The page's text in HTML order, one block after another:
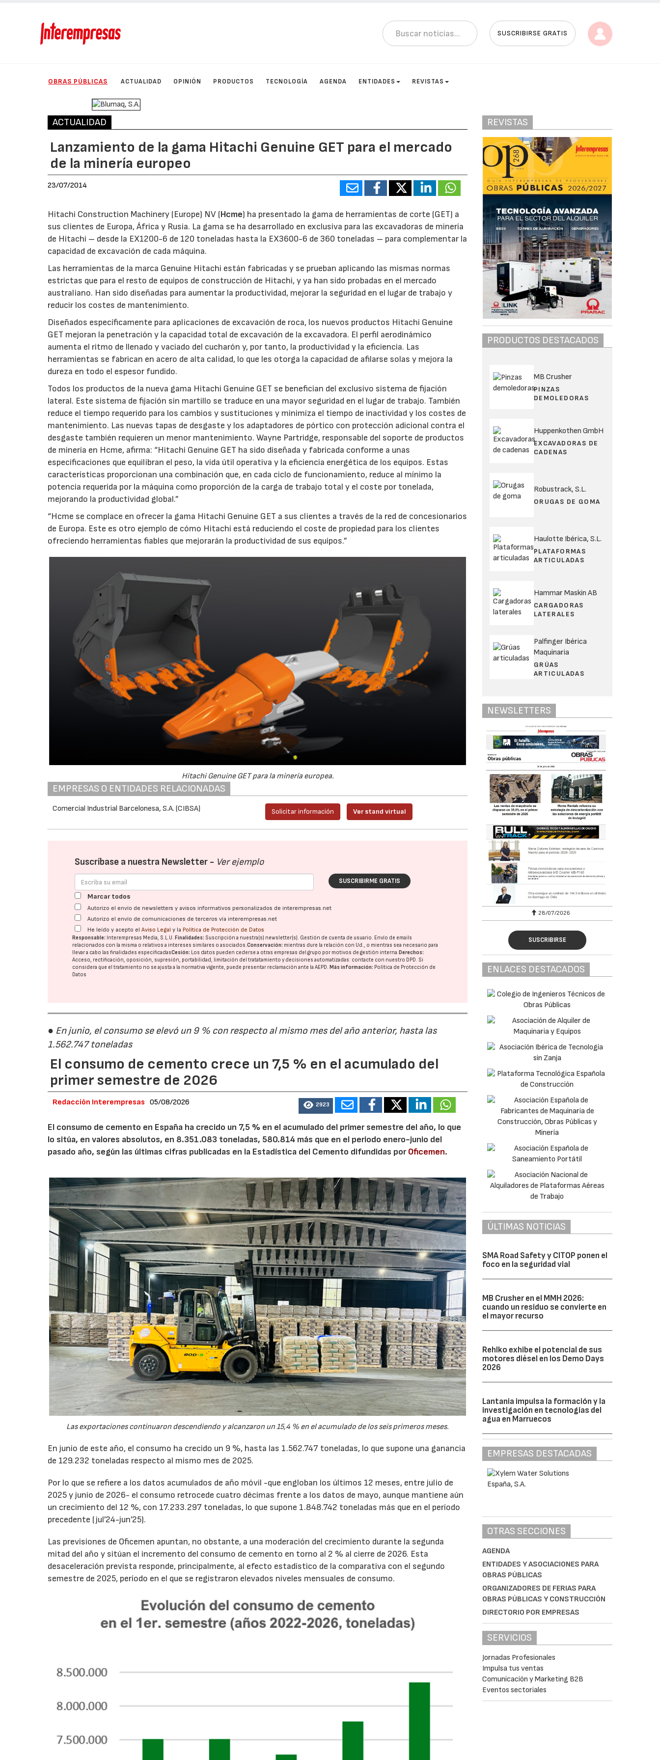
SUSCRIBIRSE GRATIS
OBRAS PÚBLICAS ACTUALIDAD OPINIÓN PRODUCTOS TECNOLOGÍA AGENDA ENTIDADES REVISTAS
ACTUALIDAD
Lanzamiento de la gama Hitachi Genuine GET para el mercado
de la minería europeo
23/07/2014
Hitachi Construction Machinery (Europe) NV (Hcme) ha presentado la gama de herramientas de corte (GET) a
sus clientes de Europa, África y Rusia. La gama se ha desarrollado en exclusiva para las excavadoras de minería
de Hitachi – desde la EX1200-6 de 120 toneladas hasta la EX3600-6 de 360 toneladas – para complementar la
capacidad de excavación de cada máquina.
Las herramientas de la marca Genuine Hitachi están fabricadas y se prueban aplicando las mismas normas
estrictas que para el resto de equipos de construcción de Hitachi, y ya han sido probadas en el mercado
australiano. Han sido diseñadas para aumentar la productividad, mejorar la seguridad en el lugar de trabajo y
reducir los costes de mantenimiento.
Diseñados específicamente para aplicaciones de excavación de roca, los nuevos productos Hitachi Genuine
GET mejoran la penetración y la capacidad total de excavación de la excavadora. El perfil aerodinámico
aumenta el ritmo de llenado y vaciado del cucharón y, por tanto, la productividad y la eficiencia. Las
herramientas se fabrican en acero de alta calidad, lo que les otorga la capacidad de afilarse solas y mejora la
dureza en todo el espesor fundido.
Todos los productos de la nueva gama Hitachi Genuine GET se benefician del exclusivo sistema de fijación
lateral. Este sistema de fijación sin martillo se traduce en una mayor seguridad en el lugar de trabajo. También
reduce el tiempo requerido para los cambios y sustituciones y minimiza el tiempo de inactividad y los costes de
mantenimiento. Las nuevas tapas de desgaste y los adaptadores de pórtico con protección adicional contra el
desgaste también requieren un menor mantenimiento. Wayne Partridge, responsable del soporte de productos
de minería en Hcme, afirma: “Hitachi Genuine GET ha sido diseñada y fabricada conforme a unas
especificaciones que equilibran el peso, la vida útil operativa y la eficiencia energética de los equipos. Estas
características proporcionan una combinación que, en cada ciclo de funcionamiento, reduce al mínimo la
potencia requerida por la máquina como proporción de la carga de trabajo total y el coste por tonelada,
mejorando la productividad global.”
“Hcme se complace en ofrecer la gama Hitachi Genuine GET a sus clientes a través de la red de concesionarios
de Europa. Este es otro ejemplo de cómo Hitachi está reduciendo el coste de propiedad para los clientes
ofreciendo herramientas fiables que mejorarán la productividad de sus equipos.”
Hitachi Genuine GET para la minería europea.
EMPRESAS O ENTIDADES RELACIONADAS
Comercial Industrial Barcelonesa, S.A. (CIBSA) Solicitar información Ver stand virtual
Suscríbase a nuestra Newsletter - Ver ejemplo
SUSCRIBIRME GRATIS
Marcar todos
Autorizo el envío de newsletters y avisos informativos personalizados de interempresas.net
Autorizo el envío de comunicaciones de terceros vía interempresas.net
He leído y acepto elAviso Legal y la Política de Protección de Datos
Responsable: Interempresas Media, S.L.U. Finalidades: Suscripción a nuestra(s) newsletter(s). Gestión de cuenta de usuario. Envío de emails
relacionados con la misma o relativos a intereses similares o asociados.Conservación: mientras dure la relación con Ud., o mientras sea necesario para
llevar a cabo las finalidades especificadasCesión: Los datos pueden cederse a otras empresas del grupo por motivos de gestión interna. Derechos:
Acceso, rectificación, oposición, supresión, portabilidad, limitación del tratatamiento y decisiones automatizadas: contacte con nuestro DPD. Si
considera que el tratamiento no se ajusta a la normativa vigente, puede presentar reclamación ante laAEPD. Más información: Política de Protección de
Datos
● En junio, el consumo se elevó un 9 % con respecto al mismo mes del año anterior, hasta las
1.562.747 toneladas
El consumo de cemento crece un 7,5 % en el acumulado del
primer semestre de 2026
Redacción Interempresas 05/08/2026 2923
El consumo de cemento en España ha crecido un 7,5 % en el acumulado del primer semestre del año, lo que
lo sitúa, en valores absolutos, en 8.351.083 toneladas, 580.814 más que en el periodo enero-junio del
pasado año, según las últimas cifras publicadas en la Estadística del Cemento difundidas porOficemen.
Las exportaciones continuaron descendiendo y alcanzaron un 15,4 % en el acumulado de los seis primeros meses.
En junio de este año, el consumo ha crecido un 9 %, hasta las 1.562.747 toneladas, lo que supone una ganancia
de 129.232 toneladas respecto al mismo mes de 2025.
Por lo que se refiere a los datos acumulados de año móvil -que engloban los últimos 12 meses, entre julio de
2025 y junio de 2026- el consumo retrocede cuatro décimas frente a los datos de mayo, aunque mantiene aún
un crecimiento del 12 %, con 17.233.297 toneladas, lo que supone 1.848.742 toneladas más que en el período
precedente (jul’24-jun’25).
Las previsiones de Oficemen apuntan, no obstante, a una moderación del crecimiento durante la segunda
mitad del año y sitúan el incremento del consumo de cemento en torno al 2 % al cierre de 2026. Esta
desaceleración prevista responde, principalmente, al efecto estadístico de la comparativa con el segundo
semestre de 2025, período en el que se registraron elevados niveles mensuales de consumo.
REVISTAS
PRODUCTOS DESTACADOS
MB Crusher
PINZAS
DEMOLEDORAS
Huppenkothen GmbH
EXCAVADORAS DE
CADENAS
Robustrack, S.L.
ORUGAS DE GOMA
Haulotte Ibérica, S.L.
PLATAFORMAS
ARTICULADAS
Hammar Maskin AB
CARGADORAS
LATERALES
Palfinger Ibérica
Maquinaria
GRÚAS
ARTICULADAS
NEWSLETTERS
28/07/2026 28/07/2026
SUSCRIBIRSE
ENLACES DESTACADOS
ÚLTIMAS NOTICIAS
SMA Road Safety y CITOP ponen el
foco en la seguridad vial
MB Crusher en el MMH 2026:
cuando un residuo se convierte en
el mayor recurso
Rehlko exhibe el potencial de sus
motores diésel en los Demo Days
2026
Lantania impulsa la formación y la
investigación en tecnologías del
agua en Marruecos
EMPRESAS DESTACADAS
OTRAS SECCIONES
AGENDA
ENTIDADES Y ASOCIACIONES PARA
OBRAS PÚBLICAS
ORGANIZADORES DE FERIAS PARA
OBRAS PÚBLICAS Y CONSTRUCCIÓN
DIRECTORIO POR EMPRESAS
SERVICIOS
Jornadas Profesionales
Impulsa tus ventas
Comunicación y Marketing B2B
Eventos sectoriales